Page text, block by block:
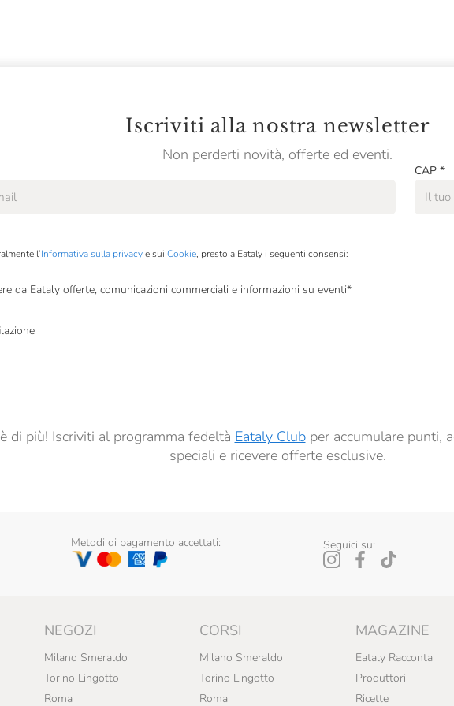
Eataly
Iscriviti alla nostra newsletter
Non perderti novità, offerte ed eventi.
CAP *
l’Informativa sulla privacye sui Cookie, presto a Eataly i seguenti consensi:
da Eataly offerte, comunicazioni commerciali e informazioni su eventi*
di più! Iscriviti al programma fedeltà Eataly Clubper accumulare punti,
speciali e ricevere offerte esclusive.
Metodi di pagamento accettati: Seguici su:
NEGOZI
Milano Smeraldo
Torino Lingotto
Roma
CORSI
Milano Smeraldo
Torino Lingotto
Roma
MAGAZINE
Eataly Racconta
Produttori
Ricette